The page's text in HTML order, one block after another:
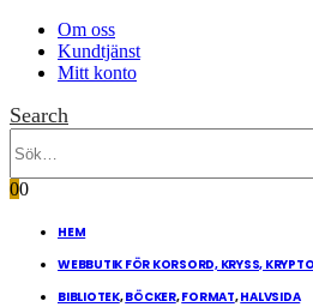
Om oss
Kundtjänst
Mitt konto
Search
00
HEM
WEBBUTIK FÖR KORSORD, KRYSS,
BIBLIOTEK,BÖCKER,FORMAT,HALVSIDA